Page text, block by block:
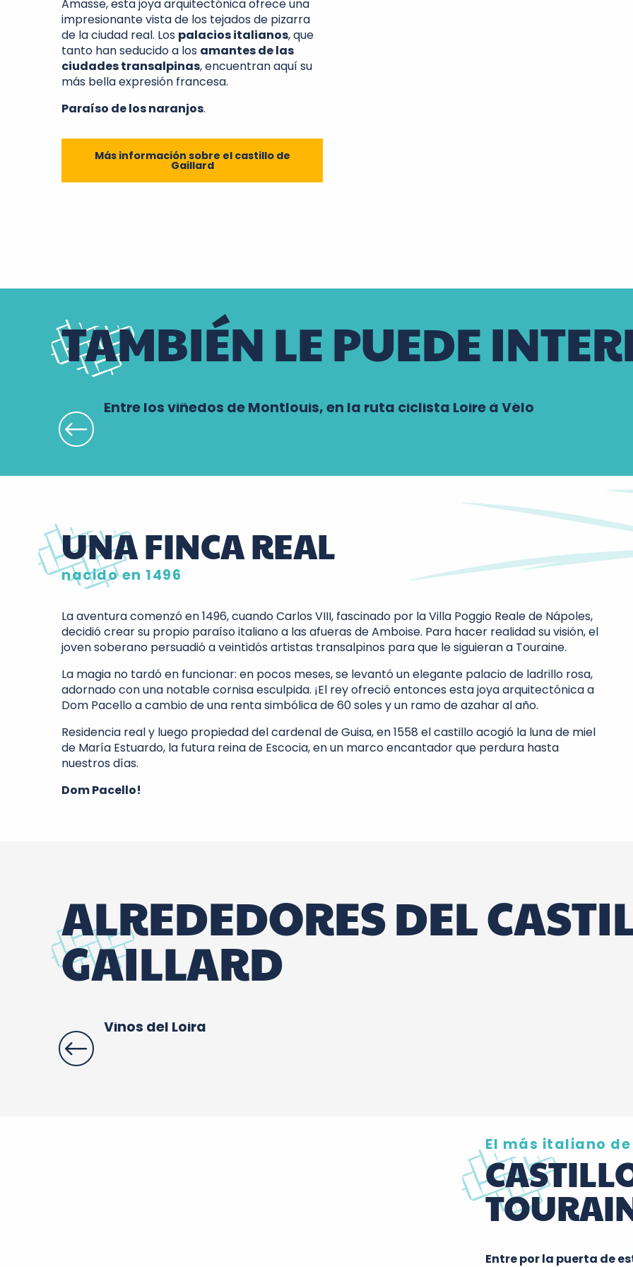
Amasse, esta joya arquitectónica ofrece una
impresionante vista de los tejados de pizarra
de la ciudad real. Los palacios italianos, que
tanto han seducido a los amantes de las
ciudades transalpinas, encuentran aquí su
más bella expresión francesa.
Paraíso de los naranjos.
Más información sobre el castillo de
Gaillard
TAMBIÉN LE PUEDE
Entre los viñedos de Montlouis, en la ruta ciclista Loire à Vélo
UNA FINCA REAL
nacido en 1496
La aventura comenzó en 1496, cuando Carlos VIII, fascinado por la Villa Poggio Reale de Nápoles,
decidió crear su propio paraíso italiano a las afueras de Amboise. Para hacer realidad su visión, el
joven soberano persuadió a veintidós artistas transalpinos para que le siguieran a Touraine.
La magia no tardó en funcionar: en pocos meses, se levantó un elegante palacio de ladrillo rosa,
adornado con una notable cornisa esculpida. ¡El rey ofreció entonces esta joya arquitectónica a
Dom Pacello a cambio de una renta simbólica de 60 soles y un ramo de azahar al año.
Residencia real y luego propiedad del cardenal de Guisa, en 1558 el castillo acogió la luna de miel
de María Estuardo, la futura reina de Escocia, en un marco encantador que perdura hasta
nuestros días.
Dom Pacello!
ALREDEDORES DEL
GAILLARD
Vinos del Loira
El más italiano de
Entre por la puerta de